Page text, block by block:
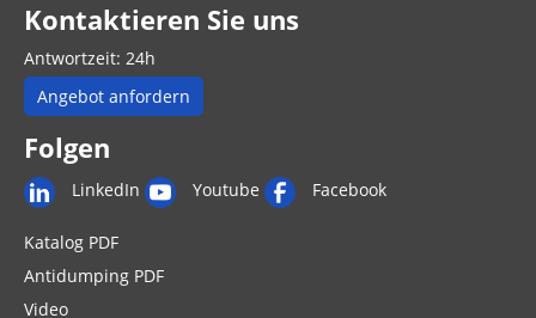
Kontaktieren Sie uns
Antwortzeit: 24h
Angebot anfordern
Folgen
LinkedIn Youtube Facebook
Katalog PDF
Antidumping PDF
Video